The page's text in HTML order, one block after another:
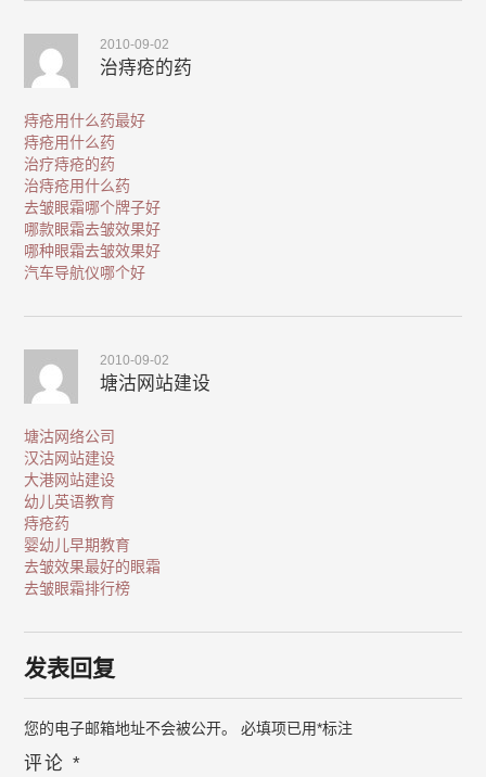
2010-09-02
治痔疮的药
痔疮用什么药最好
痔疮用什么药
治疗痔疮的药
治痔疮用什么药
去皱眼霜哪个牌子好
哪款眼霜去皱效果好
哪种眼霜去皱效果好
汽车导航仪哪个好
2010-09-02
塘沽网站建设
塘沽网络公司
汉沽网站建设
大港网站建设
幼儿英语教育
痔疮药
婴幼儿早期教育
去皱效果最好的眼霜
去皱眼霜排行榜
发表回复
您的电子邮箱地址不会被公开。 必填项已用*标注
评论*